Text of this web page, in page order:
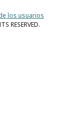
los usuarios
RESERVED.